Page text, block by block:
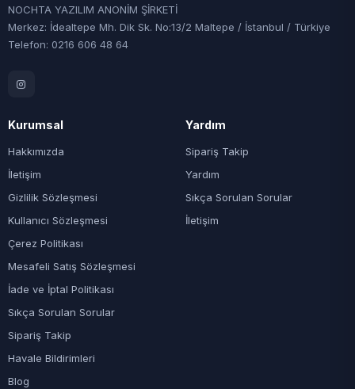
NOCHTA YAZILIM ANONİM ŞİRKETİ
Merkez: İdealtepe Mh. Dik Sk. No:13/2 Maltepe / İstanbul / Türkiye
Telefon: 0216 606 48 64
Kurumsal
Hakkımızda
İletişim
Gizlilik Sözleşmesi
Kullanıcı Sözleşmesi
Çerez Politikası
Mesafeli Satış Sözleşmesi
İade ve İptal Politikası
Sıkça Sorulan Sorular
Sipariş Takip
Havale Bildirimleri
Blog
Yardım
Sipariş Takip
Yardım
Sıkça Sorulan Sorular
İletişim